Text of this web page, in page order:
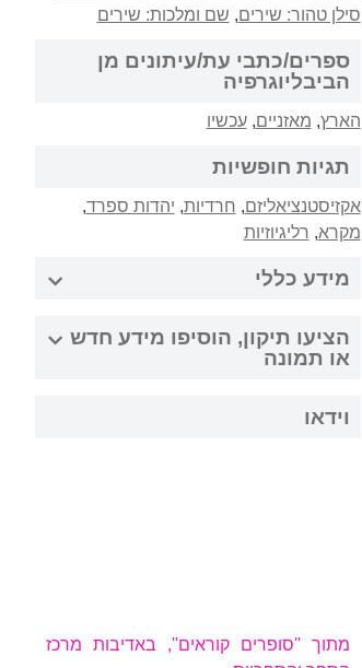
סילן טהור: שירים, שם ומלכות: שירים
ספרים/כתבי עת/עיתונים מן
הביבליוגרפיה
הארץ, מאזניים,עכשיו
תגיות חופשיות
אקזיסטנציאליזם, חרדיות, יהדות ספרד,
מקרא, רליגיוזיות
מידע כללי
הציעו תיקון, הוסיפו מידע חדש
או תמונה
וידאו
מתוך ''סופרים קוראים'', באדיבות מרכז